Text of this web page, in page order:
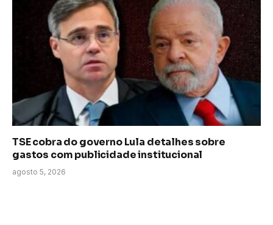
TSE cobra do governo Lula detalhes sobre
gastos com publicidade institucional
agosto 5, 2026